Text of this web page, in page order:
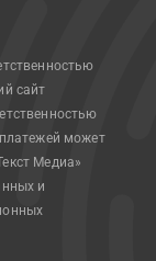
сайт
может
Медиа»
и